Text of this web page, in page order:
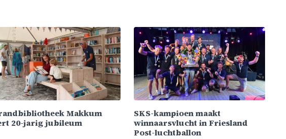
Makkum
20-jarig jubileum
SKS-kampioen maakt
winnaarsvlucht in Friesland
Post-luchtballon